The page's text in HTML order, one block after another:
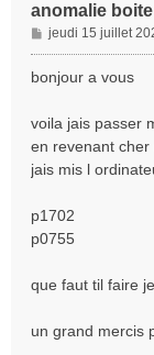
anomalie
M
e
s
g
e
jeudi 15 juillet
bonjour a vous
voila jais passer
en revenant cher
jais mis l
p1702
p0755
que faut til faire
un grand mercis